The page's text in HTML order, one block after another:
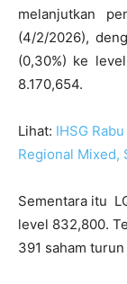
melanjutkan
(4/2/2026),
(0,30%) ke
8.170,654.
Lihat: IHSG
Regional Mixed,
Sementara itu
level 832,800.
391 saham